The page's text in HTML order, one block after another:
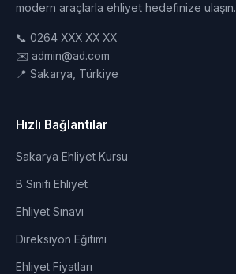
modern araçlarla ehliyet hedefinize ulaşın.
📞 0264 XXX XX XX
✉️ admin@ad.com
📍 Sakarya, Türkiye
Hızlı Bağlantılar
Sakarya Ehliyet Kursu
B Sınıfı Ehliyet
Ehliyet Sınavı
Direksiyon Eğitimi
Ehliyet Fiyatları